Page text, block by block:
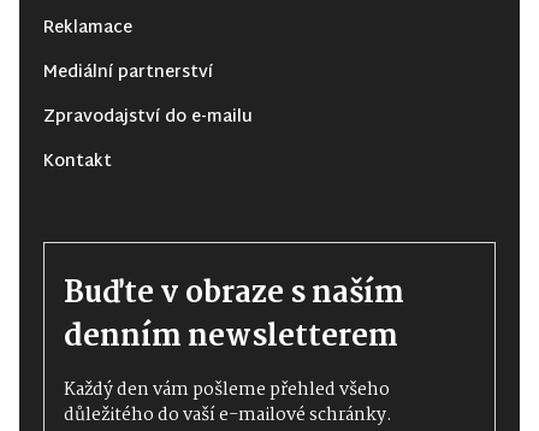
Reklamace
Mediální partnerství
Zpravodajství do e-mailu
Kontakt
Buďte v obraze s naším
denním newsletterem
Každý den vám pošleme přehled všeho
důležitého do vaší e-mailové schránky.